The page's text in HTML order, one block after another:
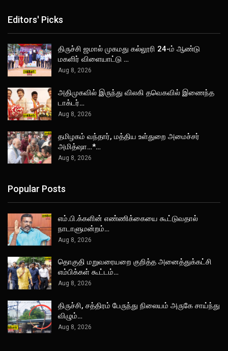
Editors' Picks
திருச்சி ஜமால் முகமது கல்லூரி 24-ம் ஆண்டு
மகளிர் விளையாட்டு …
Aug 8, 2026
அதிமுகவில் இருந்து விலகி தவெகவில் இணைந்த
டாக்டர்…
Aug 8, 2026
தமிழகம் வந்தார், மத்திய உள்துறை அமைச்சர்
அமித்ஷா…*…
Aug 8, 2026
Popular Posts
எம்.பி.க்களின் எண்ணிக்கையை கூட்டுவதால்
நாடாளுமன்றம்…
Aug 8, 2026
தொகுதி மறுவரையறை குறித்த அனைத்துக்கட்சி
எம்பிக்கள் கூட்டம்…
Aug 8, 2026
திருச்சி, சத்திரம் பேருந்து நிலையம் அருகே சாய்ந்து
விழும்…
Aug 8, 2026